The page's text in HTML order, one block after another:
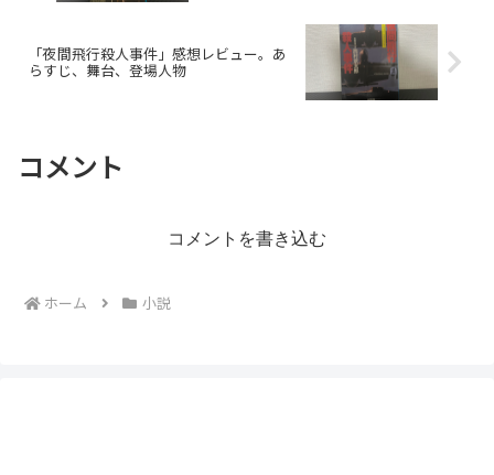
「夜間飛行殺人事件」感想レビュー。あ
らすじ、舞台、登場人物
コメント
コメントを書き込む
ホーム 小説